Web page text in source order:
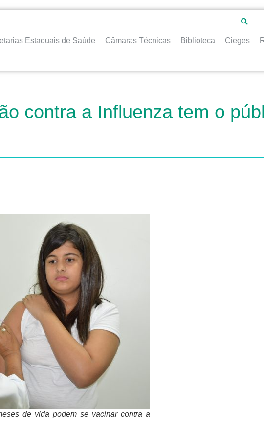
Estaduais de Saúde Câmaras Técnicas Biblioteca Cieges
contra a Influenza tem o
de vida podem se vacinar contra a